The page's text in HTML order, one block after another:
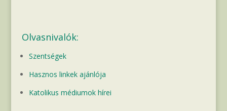
Olvasnivalók:
Szentségek
Hasznos linkek ajánlója
Katolikus médiumok hírei